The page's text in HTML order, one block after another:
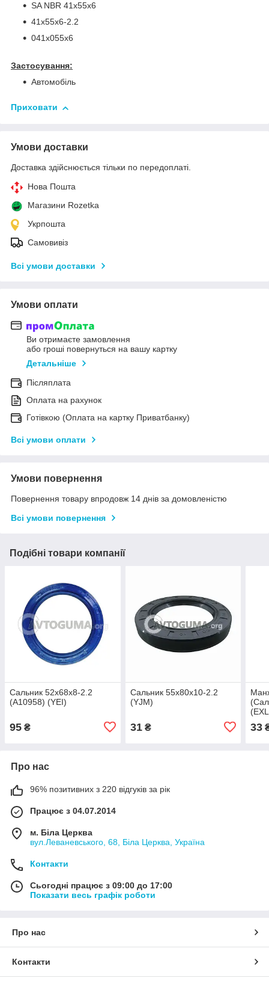
SA NBR 41x55x6
41х55х6-2.2
041х055х6
Застосування:
Автомобіль
Приховати
Умови доставки
Доставка здійснюється тільки по передоплаті.
Нова Пошта
Магазини Rozetka
Укрпошта
Самовивіз
Всі умови доставки
Умови оплати
Ви отримаєте замовлення
або гроші повернуться на вашу картку
Детальніше
Післяплата
Оплата на рахунок
Готівкою (Оплата на картку Приватбанку)
Всі умови оплати
Умови повернення
Повернення товару впродовж 14 днів за домовленістю
Всі умови повернення
Подібні товари компанії
Сальник 52x68x8-2.2
(A10958) (YEI)
95 ₴
Сальник 55x80x10-2.2
(YJM)
31₴ 33
Про нас
96% позитивних з 220 відгуків за рік
Працює з 04.07.2014
м. Біла Церква
вул.Леваневського, 68, Біла Церква, Україна
Контакти
Сьогодні працює з 09:00 до 17:00
Показати весь графік роботи
Про нас
Контакти